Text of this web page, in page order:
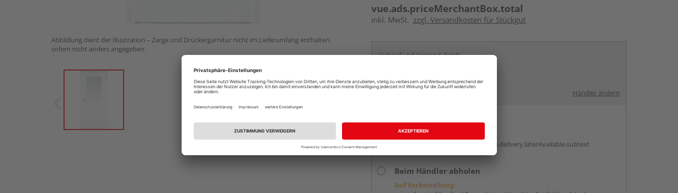
Abbildung dient der Illustration – Zarge und Drückergarnitur nicht im Lieferumfang enthalten,
sofern nicht anders angegeben.
vue.ads.priceMerchantBox.total
inkl. MwSt. zzgl. Versandkosten für Stückgut
Verkauf und Versand durch:
Krefeld
Händler ändern
Online bestellen
Auf Vorbestellung:
vue.ads.priceMerchantBox.option.delivery.laterAvailable.subtext
Beim Händler abholen
Auf Vorbestellung: